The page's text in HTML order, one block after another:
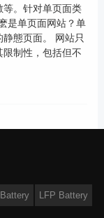
。针对单页面类
是单页面网站？单
態页面。 网站只
制性，包括但不
LFP Battery